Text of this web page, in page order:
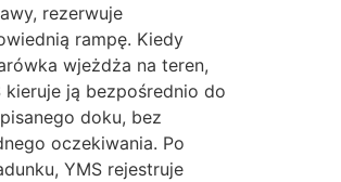
rezerwuje
rampę. Kiedy
wjeżdża na teren,
kieruje ją bezpośrednio do
doku, bez
oczekiwania. Po
YMS rejestruje